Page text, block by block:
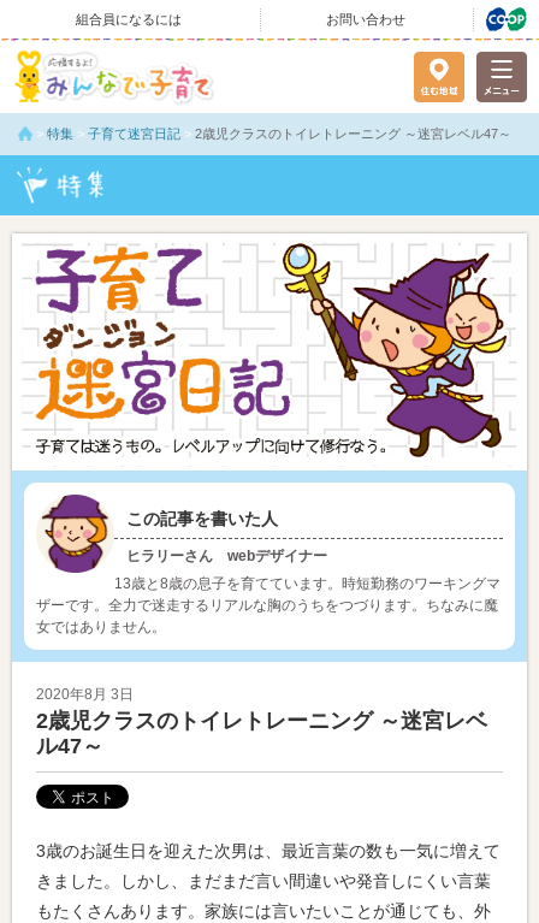
組合員になるには お問い合わせ
> 特集 > 子育て迷宮日記 > 2歳児クラスのトイレトレーニング ～迷宮レベル47～
この記事を書いた人
ヒラリーさん webデザイナー
13歳と8歳の息子を育てています。時短勤務のワーキングマ
ザーです。全力で迷走するリアルな胸のうちをつづります。ちなみに魔
女ではありません。
2020年8月 3日
2歳児クラスのトイレトレーニング ～迷宮レベ
ル47～
3歳のお誕生日を迎えた次男は、最近言葉の数も一気に増えて
きました。しかし、まだまだ言い間違いや発音しにくい言葉
もたくさんあります。家族には言いたいことが通じても、外